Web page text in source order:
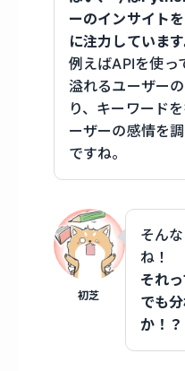
ーのインサイト
に注力しています
例えばAPIを使っ
溢れるユーザー
り、キーワード
ーザーの感情を
ですね。
初芝
そん
ね！
それ
でも
か！？